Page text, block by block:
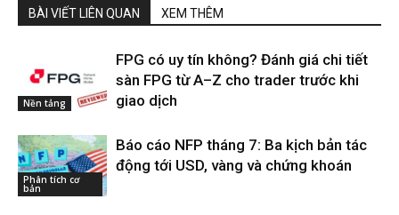
BÀI VIẾT LIÊN QUAN XEM THÊM
Nền tảng
FPG có uy tín không? Đánh giá chi tiết
sàn FPG từ A–Z cho trader trước khi
giao dịch
Phân tích cơ
bản
Báo cáo NFP tháng 7: Ba kịch bản tác
động tới USD, vàng và chứng khoán